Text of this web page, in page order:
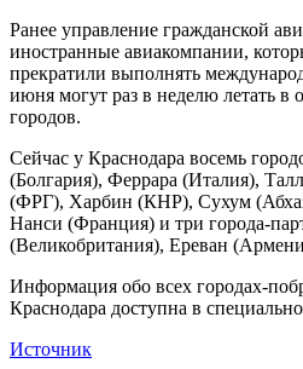
Ранее управление гражданской
иностранные авиакомпании,
прекратили выполнять
июня могут раз в неделю летать в
городов.
Сейчас у Краснодара восемь
(Болгария), Феррара (Италия),
(ФРГ), Харбин (КНР), Сухум
Нанси (Франция) и три города-
(Великобритания), Ереван
Информация обо всех городах-
Краснодара доступна в
Источник